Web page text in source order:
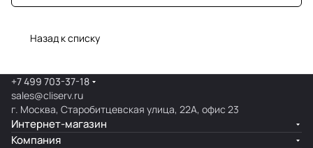
Назад к списку
+7 499 703-37-18
sales@cliserv.ru
г. Москва, Старобитцевская улица, 22А, офис 23
Интернет-магазин
Компания